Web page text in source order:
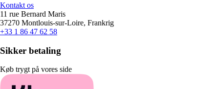
Kontakt os
11 rue Bernard Maris
37270 Montlouis-sur-Loire, Frankrig
+33 1 86 47 62 58
Sikker betaling
Køb trygt på vores side